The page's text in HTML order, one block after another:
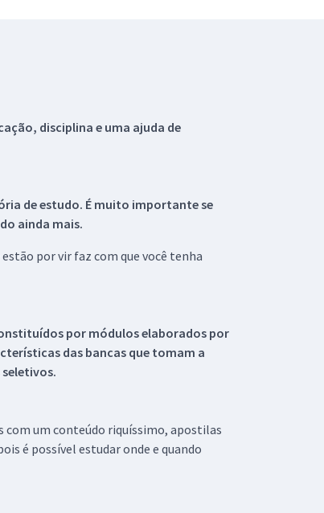
disciplina e uma ajuda de
de estudo. É muito importante se
ainda mais.
por vir faz com que você tenha
por módulos elaborados por
das bancas que tomam a
com um conteúdo riquíssimo, apostilas
é possível estudar onde e quando